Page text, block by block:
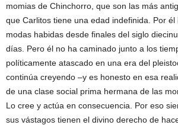
momias de Chinchorro, que son las más
que Carlitos tiene una edad indefinida. Por
modas habidas desde finales del siglo
días. Pero él no ha caminado junto a los
políticamente atascado en una era del
continúa creyendo –y es honesto en esa
de una clase social prima hermana de las
Lo cree y actúa en consecuencia. Por eso
sus vástagos tienen el divino derecho de